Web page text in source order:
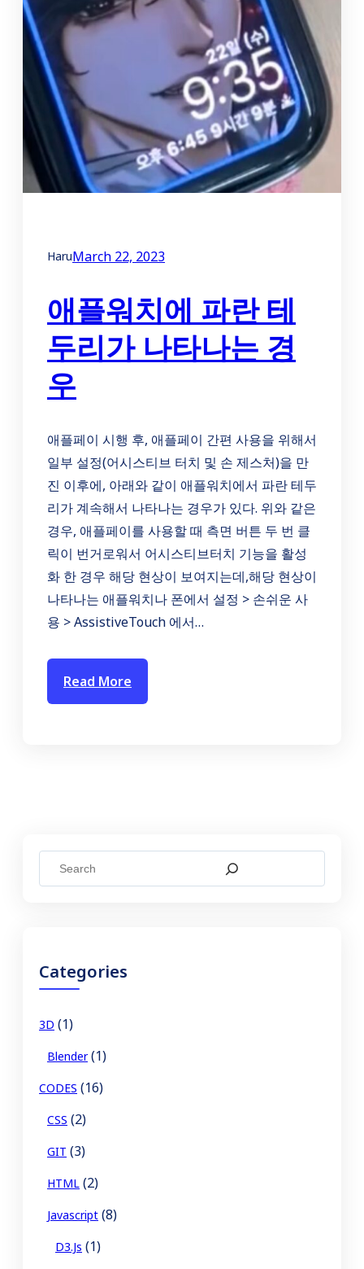
HaruMarch 22, 2023
애플워치에 파란 테
두리가 나타나는 경
우
애플페이 시행 후, 애플페이 간편 사용을 위해서
일부 설정(어시스티브 터치 및 손 제스처)을 만
진 이후에, 아래와 같이 애플워치에서 파란 테두
리가 계속해서 나타나는 경우가 있다. 위와 같은
경우, 애플페이를 사용할 때 측면 버튼 두 번 클
릭이 번거로워서 어시스티브터치 기능을 활성
화 한 경우 해당 현상이 보여지는데,해당 현상이
나타나는 애플워치나 폰에서 설정 > 손쉬운 사
용 > AssistiveTouch 에서…
Read More
e
h
Categories
3D (1)
Blender(1)
CODES (16)
CSS (2)
GIT (3)
HTML (2)
Javascript (8)
D3.js (1)